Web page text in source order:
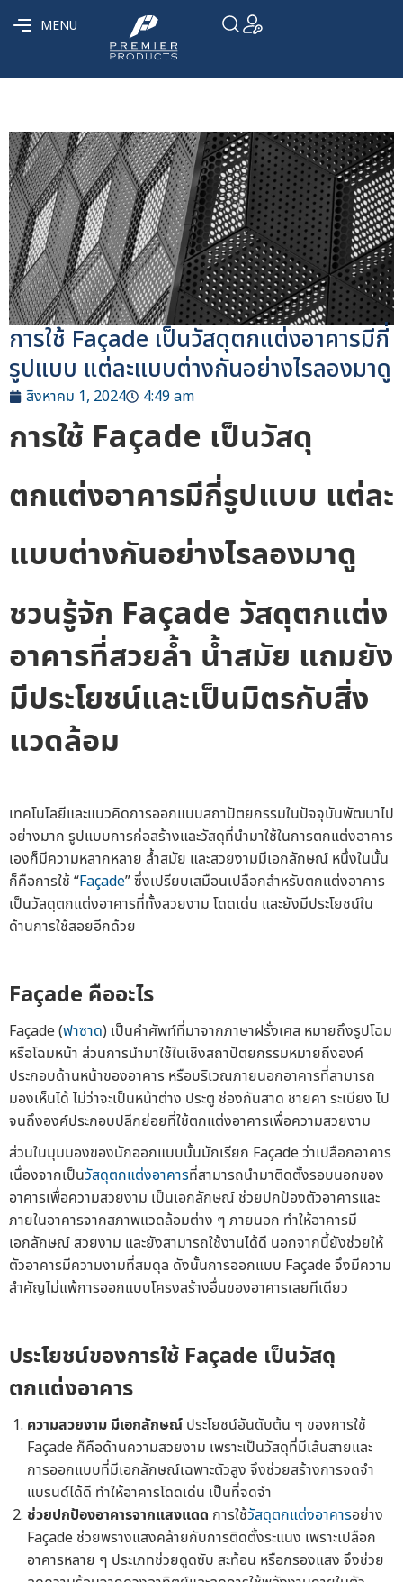
MENU
การใช้ Façade เป็นวัสดุตกแต่งอาคารมีกี่
รูปแบบ แต่ละแบบต่างกันอย่างไรลองมาดู
สิงหาคม 1, 2024 4:49 am
การใช้ Façade เป็นวัสดุ
ตกแต่งอาคารมีกี่รูปแบบ แต่ละ
แบบต่างกันอย่างไรลองมาดู
ชวนรู้จัก Façade วัสดุตกแต่ง
อาคารที่สวยล้ำ น้ำสมัย แถมยัง
มีประโยชน์และเป็นมิตรกับสิ่ง
แวดล้อม
เทคโนโลยีและแนวคิดการออกแบบสถาปัตยกรรมในปัจจุบันพัฒนาไป
อย่างมาก รูปแบบการก่อสร้างและวัสดุที่นำมาใช้ในการตกแต่งอาคาร
เองก็มีความหลากหลาย ล้ำสมัย และสวยงามมีเอกลักษณ์ หนึ่งในนั้น
ก็คือการใช้ “Façade” ซึ่งเปรียบเสมือนเปลือกสำหรับตกแต่งอาคาร
เป็นวัสดุตกแต่งอาคารที่ทั้งสวยงาม โดดเด่น และยังมีประโยชน์ใน
ด้านการใช้สอยอีกด้วย
Façade คืออะไร
Façade (ฟาซาด) เป็นคำศัพท์ที่มาจากภาษาฝรั่งเศส หมายถึงรูปโฉม
หรือโฉมหน้า ส่วนการนำมาใช้ในเชิงสถาปัตยกรรมหมายถึงองค์
ประกอบด้านหน้าของอาคาร หรือบริเวณภายนอกอาคารที่สามารถ
มองเห็นได้ ไม่ว่าจะเป็นหน้าต่าง ประตู ช่องกันสาด ชายคา ระเบียง ไป
จนถึงองค์ประกอบปลีกย่อยที่ใช้ตกแต่งอาคารเพื่อความสวยงาม
ส่วนในมุมมองของนักออกแบบนั้นมักเรียก Façade ว่าเปลือกอาคาร
เนื่องจากเป็นวัสดุตกแต่งอาคารที่สามารถนำมาติดตั้งรอบนอกของ
อาคารเพื่อความสวยงาม เป็นเอกลักษณ์ ช่วยปกป้องตัวอาคารและ
ภายในอาคารจากสภาพแวดล้อมต่าง ๆ ภายนอก ทำให้อาคารมี
เอกลักษณ์ สวยงาม และยังสามารถใช้งานได้ดี นอกจากนี้ยังช่วยให้
ตัวอาคารมีความงามที่สมดุล ดังนั้นการออกแบบ Façade จึงมีความ
สำคัญไม่แพ้การออกแบบโครงสร้างอื่นของอาคารเลยทีเดียว
ประโยชน์ของการใช้ Façade เป็นวัสดุ
ตกแต่งอาคาร
ความสวยงาม มีเอกลักษณ์ ประโยชน์อันดับต้น ๆ ของการใช้
Façade ก็คือด้านความสวยงาม เพราะเป็นวัสดุที่มีเส้นสายและ
การออกแบบที่มีเอกลักษณ์เฉพาะตัวสูง จึงช่วยสร้างการจดจำ
แบรนด์ได้ดี ทำให้อาคารโดดเด่น เป็นที่จดจำ
ช่วยปกป้องอาคารจากแสงแดด การใช้วัสดุตกแต่งอาคารอย่าง
Façade ช่วยพรางแสงคล้ายกับการติดตั้งระแนง เพราะเปลือก
อาคารหลาย ๆ ประเภทช่วยดูดซับ สะท้อน หรือกรองแสง จึงช่วย